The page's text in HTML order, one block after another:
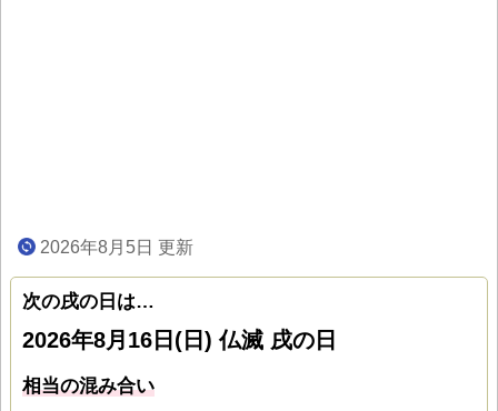
2026年8月5日 更新
次の戌の日は…
2026年8月16日(日) 仏滅 戌の日
相当の混み合い